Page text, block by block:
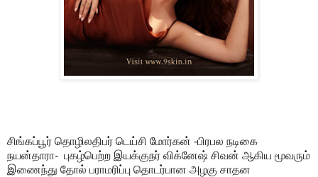
சிங்கப்பூர் தொழிலதிபர் டெய்சி மோர்கன் -பிரபல நடிகை
நயன்தாரா- புகழ்பெற்ற இயக்குநர் விக்னேஷ் சிவன் ஆகிய மூவரும்
இணைந்து தோல் பராமரிப்பு தொடர்பான அழகு சாதன